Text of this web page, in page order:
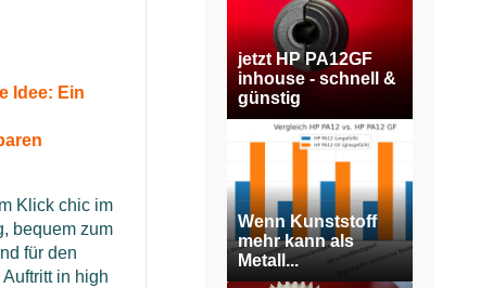
Idee: Ein
Klick chic im
bequem zum
für den
in high
jetzt HP PA12GF
inhouse - schnell &
günstig
Wenn Kunststoff
mehr kann als
Metall...